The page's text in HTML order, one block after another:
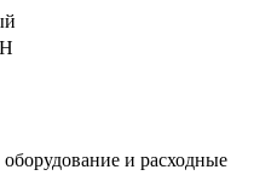
и расходные